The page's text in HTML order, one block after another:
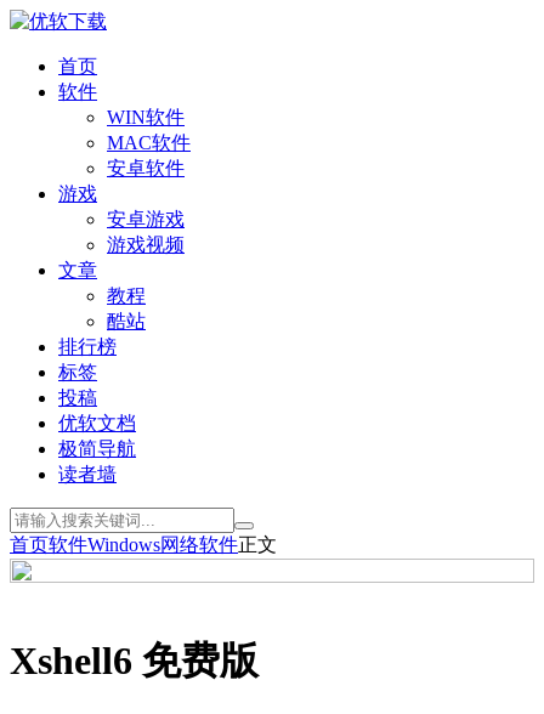
首页
软件
WIN软件
MAC软件
安卓软件
游戏
安卓游戏
游戏视频
文章
教程
酷站
排行榜
标签
投稿
优软文档
极简导航
读者墙
首页软件Windows网络软件正文
Xshell6 免费版